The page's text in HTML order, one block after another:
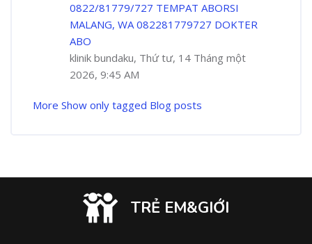
0822/81779/727 TEMPAT ABORSI
MALANG, WA 082281779727 DOKTER
ABO
klinik bundaku, Thứ tư, 14 Tháng một
2026, 9:45 AM
More Show only tagged Blog posts
TRẺ EM&GIỚI